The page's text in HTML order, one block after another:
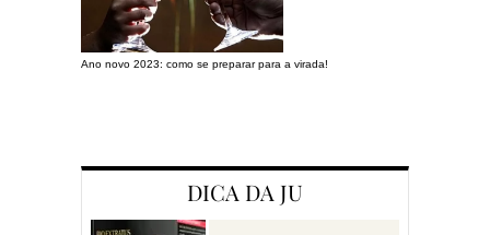
Ano novo 2023: como se preparar para a virada!
DICA DA JU